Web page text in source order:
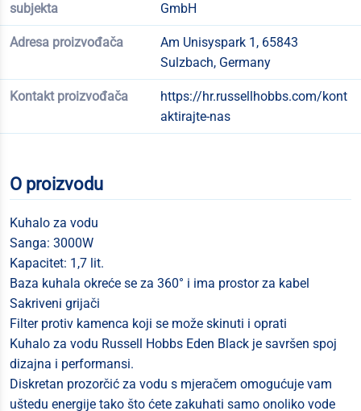
subjekta
GmbH
Adresa proizvođača
Am Unisyspark 1, 65843
Sulzbach, Germany
Kontakt proizvođača
https://hr.russellhobbs.com/kont
aktirajte-nas
O proizvodu
Kuhalo za vodu
Sanga: 3000W
Kapacitet: 1,7 lit.
Baza kuhala okreće se za 360° i ima prostor za kabel
Sakriveni grijači
Filter protiv kamenca koji se može skinuti i oprati
Kuhalo za vodu Russell Hobbs Eden Black je savršen spoj
dizajna i performansi.
Diskretan prozorčić za vodu s mjeračem omogućuje vam
uštedu energije tako što ćete zakuhati samo onoliko vode